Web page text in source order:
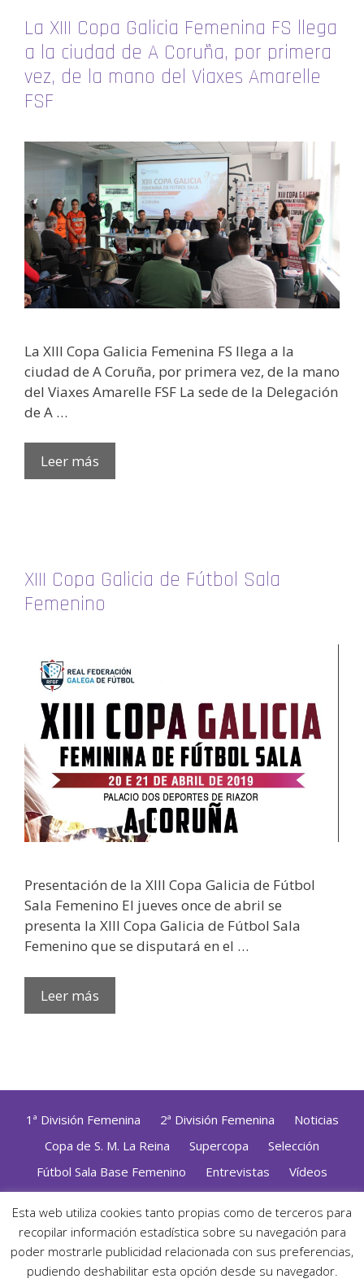
La XIII Copa Galicia Femenina FS llega
a la ciudad de A Coruña, por primera
vez, de la mano del Viaxes Amarelle
FSF
La XIII Copa Galicia Femenina FS llega a la
ciudad de A Coruña, por primera vez, de la mano
del Viaxes Amarelle FSF La sede de la Delegación
de A …
Leer más
XIII Copa Galicia de Fútbol Sala
Femenino
Presentación de la XIII Copa Galicia de Fútbol
Sala Femenino El jueves once de abril se
presenta la XIII Copa Galicia de Fútbol Sala
Femenino que se disputará en el …
Leer más
1ª División Femenina 2ª División Femenina
Noticias
Copa de S. M. La Reina
Supercopa
Selección
Fútbol Sala Base Femenino
Entrevistas
Vídeos
Opinión
Altas, Bajas y Renovaciones ZonaFutsal TV
Política de Privacidad|Uso de Cookies|Contacto
Diseñado con mimo y esmero porJorge Cobos· Desarrollado
con WordPress
Esta web utiliza cookies tanto propias como de terceros para
recopilar información estadística sobre su navegación para
poder mostrarle publicidad relacionada con sus preferencias,
pudiendo deshabilitar esta opción desde su navegador.